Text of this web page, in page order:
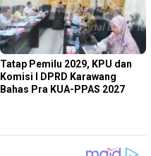
Tatap Pemilu 2029, KPU dan
Komisi I DPRD Karawang
Bahas Pra KUA-PPAS 2027